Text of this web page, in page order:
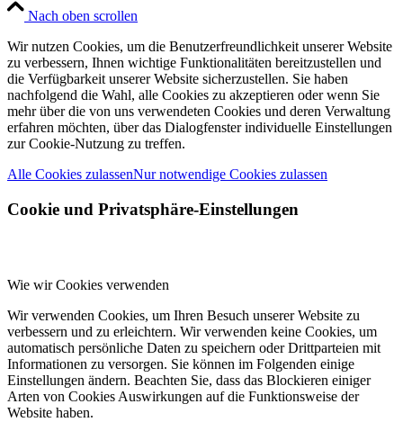
Nach oben scrollen
Wir nutzen Cookies, um die Benutzerfreundlichkeit unserer Website
zu verbessern, Ihnen wichtige Funktionalitäten bereitzustellen und
die Verfügbarkeit unserer Website sicherzustellen. Sie haben
nachfolgend die Wahl, alle Cookies zu akzeptieren oder wenn Sie
mehr über die von uns verwendeten Cookies und deren Verwaltung
erfahren möchten, über das Dialogfenster individuelle Einstellungen
zur Cookie-Nutzung zu treffen.
Alle Cookies zulassenNur notwendige Cookies zulassen
Cookie und Privatsphäre-Einstellungen
Wie wir Cookies verwenden
Wir verwenden Cookies, um Ihren Besuch unserer Website zu
verbessern und zu erleichtern. Wir verwenden keine Cookies, um
automatisch persönliche Daten zu speichern oder Drittparteien mit
Informationen zu versorgen. Sie können im Folgenden einige
Einstellungen ändern. Beachten Sie, dass das Blockieren einiger
Arten von Cookies Auswirkungen auf die Funktionsweise der
Website haben.